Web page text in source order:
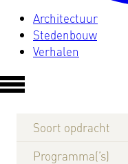
Architectuur
Stedenbouw
Verhalen
Soort opdracht
Programma(’s)